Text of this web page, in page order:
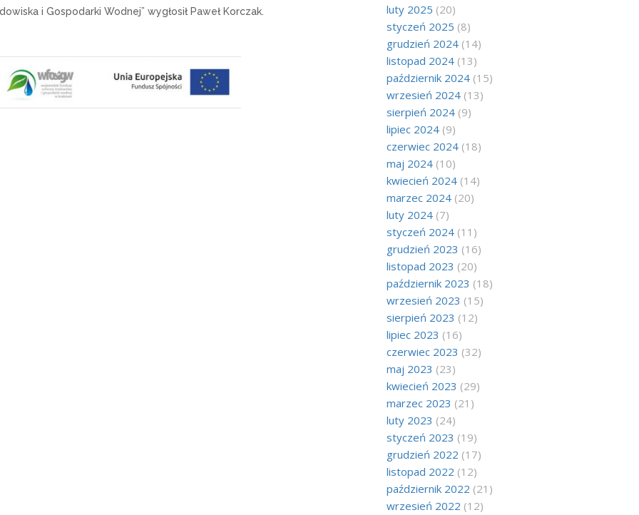
i Gospodarki Wodnej” wygłosił Paweł Korczak.
luty 2025 (20)
styczeń 2025 (8)
grudzień 2024(14)
listopad 2024(13)
październik 2024(15)
wrzesień 2024(13)
sierpień 2024(9)
lipiec 2024(9)
czerwiec 2024(18)
maj 2024(10)
kwiecień 2024(14)
marzec 2024(20)
luty 2024(7)
styczeń 2024(11)
grudzień 2023 (16)
listopad 2023 (20)
październik 2023 (18)
wrzesień 2023 (15)
sierpień 2023 (12)
lipiec 2023 (16)
czerwiec 2023 (32)
maj 2023 (23)
kwiecień 2023 (29)
marzec 2023 (21)
luty 2023 (24)
styczeń 2023 (19)
grudzień 2022 (17)
listopad 2022 (12)
październik 2022 (21)
wrzesień 2022 (12)